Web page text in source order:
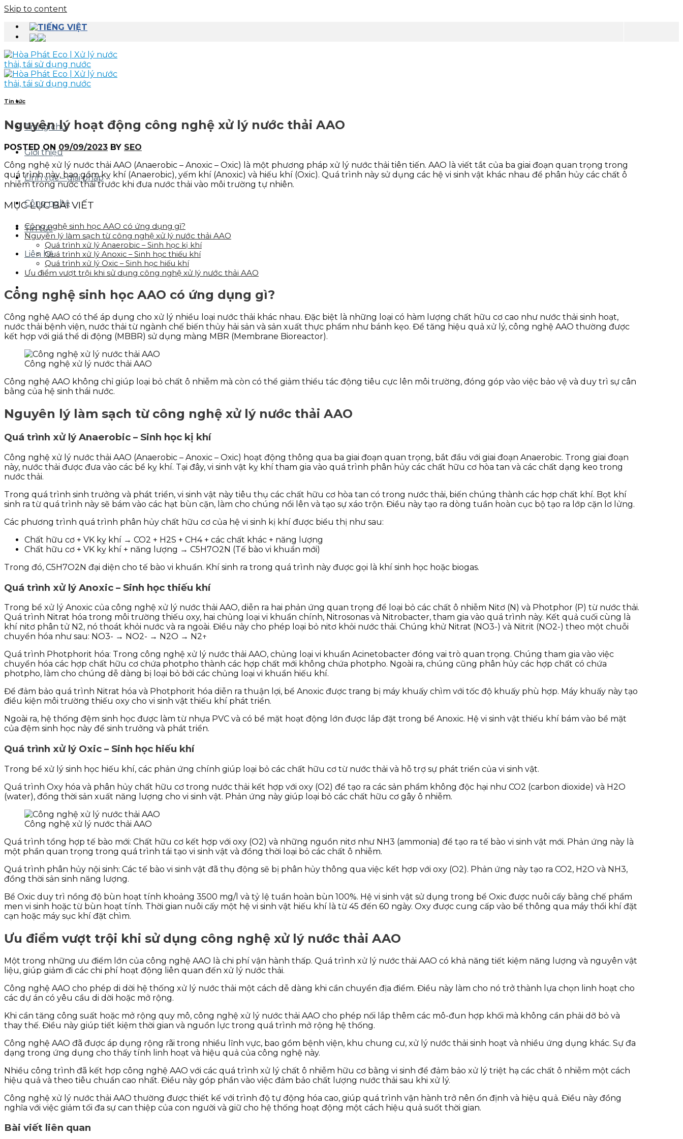
Skip to content
Trang chủ
Giới thiệu
Lĩnh vực – giải pháp
Công nghệ
Tin tức
Liên hệ
Tin tức
Nguyên lý hoạt động công nghệ xử lý nước thải AAO
POSTED ON 09/09/2023 BY SEO
Công nghệ xử lý nước thải AAO (Anaerobic – Anoxic – Oxic) là một phương pháp xử lý nước thải tiên tiến. AAO là viết tắt của ba giai đoạn quan trọng trong
quá trình này, bao gồm kỵ khí (Anaerobic), yếm khí (Anoxic) và hiếu khí (Oxic). Quá trình này sử dụng các hệ vi sinh vật khác nhau để phân hủy các chất ô
nhiễm trong nước thải trước khi đưa nước thải vào môi trường tự nhiên.
MỤC LỤC BÀI VIẾT
Công nghệ sinh học AAO có ứng dụng gì?
Nguyên lý làm sạch từ công nghệ xử lý nước thải AAO
Quá trình xử lý Anaerobic – Sinh học kị khí
Quá trình xử lý Anoxic – Sinh học thiếu khí
Quá trình xử lý Oxic – Sinh học hiếu khí
Ưu điểm vượt trội khi sử dụng công nghệ xử lý nước thải AAO
Công nghệ sinh học AAO có ứng dụng gì?
Công nghệ AAO có thể áp dụng cho xử lý nhiều loại nước thải khác nhau. Đặc biệt là những loại có hàm lượng chất hữu cơ cao như nước thải sinh hoạt,
nước thải bệnh viện, nước thải từ ngành chế biến thủy hải sản và sản xuất thực phẩm như bánh kẹo. Để tăng hiệu quả xử lý, công nghệ AAO thường được
kết hợp với giá thể di động (MBBR) sử dụng màng MBR (Membrane Bioreactor).
Công nghệ xử lý nước thải AAO
Công nghệ AAO không chỉ giúp loại bỏ chất ô nhiễm mà còn có thể giảm thiểu tác động tiêu cực lên môi trường, đóng góp vào việc bảo vệ và duy trì sự cân
bằng của hệ sinh thái nước.
Nguyên lý làm sạch từ công nghệ xử lý nước thải AAO
Quá trình xử lý Anaerobic – Sinh học kị khí
Công nghệ xử lý nước thải AAO (Anaerobic – Anoxic – Oxic) hoạt động thông qua ba giai đoạn quan trọng, bắt đầu với giai đoạn Anaerobic. Trong giai đoạn
này, nước thải được đưa vào các bể kỵ khí. Tại đây, vi sinh vật kỵ khí tham gia vào quá trình phân hủy các chất hữu cơ hòa tan và các chất dạng keo trong
nước thải.
Trong quá trình sinh trưởng và phát triển, vi sinh vật này tiêu thụ các chất hữu cơ hòa tan có trong nước thải, biến chúng thành các hợp chất khí. Bọt khí
sinh ra từ quá trình này sẽ bám vào các hạt bùn cặn, làm cho chúng nổi lên và tạo sự xáo trộn. Điều này tạo ra dòng tuần hoàn cục bộ tạo ra lớp cặn lơ lửng.
Các phương trình quá trình phân hủy chất hữu cơ của hệ vi sinh kị khí được biểu thị như sau:
Chất hữu cơ + VK kỵ khí → CO2 + H2S + CH4 + các chất khác + năng lượng
Chất hữu cơ + VK kỵ khí + năng lượng → C5H7O2N (Tế bào vi khuẩn mới)
Trong đó, C5H7O2N đại diện cho tế bào vi khuẩn. Khí sinh ra trong quá trình này được gọi là khí sinh học hoặc biogas.
Quá trình xử lý Anoxic – Sinh học thiếu khí
Trong bể xử lý Anoxic của công nghệ xử lý nước thải AAO, diễn ra hai phản ứng quan trọng để loại bỏ các chất ô nhiễm Nitơ (N) và Photphor (P) từ nước thải.
Quá trình Nitrat hóa trong môi trường thiếu oxy, hai chủng loại vi khuẩn chính, Nitrosonas và Nitrobacter, tham gia vào quá trình này. Kết quả cuối cùng là
khí nitơ phân tử N2, nó thoát khỏi nước và ra ngoài. Điều này cho phép loại bỏ nitơ khỏi nước thải. Chúng khử Nitrat (NO3-) và Nitrit (NO2-) theo một chuỗi
chuyển hóa như sau: NO3- → NO2- → N2O → N2↑
Quá trình Photphorit hóa: Trong công nghệ xử lý nước thải AAO, chủng loại vi khuẩn Acinetobacter đóng vai trò quan trọng. Chúng tham gia vào việc
chuyển hóa các hợp chất hữu cơ chứa photpho thành các hợp chất mới không chứa photpho. Ngoài ra, chúng cũng phân hủy các hợp chất có chứa
photpho, làm cho chúng dễ dàng bị loại bỏ bởi các chủng loại vi khuẩn hiếu khí.
Để đảm bảo quá trình Nitrat hóa và Photphorit hóa diễn ra thuận lợi, bể Anoxic được trang bị máy khuấy chìm với tốc độ khuấy phù hợp. Máy khuấy này tạo
điều kiện môi trường thiếu oxy cho vi sinh vật thiếu khí phát triển.
Ngoài ra, hệ thống đệm sinh học được làm từ nhựa PVC và có bề mặt hoạt động lớn được lắp đặt trong bể Anoxic. Hệ vi sinh vật thiếu khí bám vào bề mặt
của đệm sinh học này để sinh trưởng và phát triển.
Quá trình xử lý Oxic – Sinh học hiếu khí
Trong bể xử lý sinh học hiếu khí, các phản ứng chính giúp loại bỏ các chất hữu cơ từ nước thải và hỗ trợ sự phát triển của vi sinh vật.
Quá trình Oxy hóa và phân hủy chất hữu cơ trong nước thải kết hợp với oxy (O2) để tạo ra các sản phẩm không độc hại như CO2 (carbon dioxide) và H2O
(water), đồng thời sản xuất năng lượng cho vi sinh vật. Phản ứng này giúp loại bỏ các chất hữu cơ gây ô nhiễm.
Công nghệ xử lý nước thải AAO
Quá trình tổng hợp tế bào mới: Chất hữu cơ kết hợp với oxy (O2) và những nguồn nitơ như NH3 (ammonia) để tạo ra tế bào vi sinh vật mới. Phản ứng này là
một phần quan trọng trong quá trình tái tạo vi sinh vật và đồng thời loại bỏ các chất ô nhiễm.
Quá trình phân hủy nội sinh: Các tế bào vi sinh vật đã thụ động sẽ bị phân hủy thông qua việc kết hợp với oxy (O2). Phản ứng này tạo ra CO2, H2O và NH3,
đồng thời sản sinh năng lượng.
Bể Oxic duy trì nồng độ bùn hoạt tính khoảng 3500 mg/l và tỷ lệ tuần hoàn bùn 100%. Hệ vi sinh vật sử dụng trong bể Oxic được nuôi cấy bằng chế phẩm
men vi sinh hoặc từ bùn hoạt tính. Thời gian nuôi cấy một hệ vi sinh vật hiếu khí là từ 45 đến 60 ngày. Oxy được cung cấp vào bể thông qua máy thổi khí đặt
cạn hoặc máy sục khí đặt chìm.
Ưu điểm vượt trội khi sử dụng công nghệ xử lý nước thải AAO
Một trong những ưu điểm lớn của công nghệ AAO là chi phí vận hành thấp. Quá trình xử lý nước thải AAO có khả năng tiết kiệm năng lượng và nguyên vật
liệu, giúp giảm đi các chi phí hoạt động liên quan đến xử lý nước thải.
Công nghệ AAO cho phép di dời hệ thống xử lý nước thải một cách dễ dàng khi cần chuyển địa điểm. Điều này làm cho nó trở thành lựa chọn linh hoạt cho
các dự án có yêu cầu di dời hoặc mở rộng.
Khi cần tăng công suất hoặc mở rộng quy mô, công nghệ xử lý nước thải AAO cho phép nối lắp thêm các mô-đun hợp khối mà không cần phải dỡ bỏ và
thay thế. Điều này giúp tiết kiệm thời gian và nguồn lực trong quá trình mở rộng hệ thống.
Công nghệ AAO đã được áp dụng rộng rãi trong nhiều lĩnh vực, bao gồm bệnh viện, khu chung cư, xử lý nước thải sinh hoạt và nhiều ứng dụng khác. Sự đa
dạng trong ứng dụng cho thấy tính linh hoạt và hiệu quả của công nghệ này.
Nhiều công trình đã kết hợp công nghệ AAO với các quá trình xử lý chất ô nhiễm hữu cơ bằng vi sinh để đảm bảo xử lý triệt hạ các chất ô nhiễm một cách
hiệu quả và theo tiêu chuẩn cao nhất. Điều này góp phần vào việc đảm bảo chất lượng nước thải sau khi xử lý.
Công nghệ xử lý nước thải AAO thường được thiết kế với trình độ tự động hóa cao, giúp quá trình vận hành trở nên ổn định và hiệu quả. Điều này đồng
nghĩa với việc giảm tối đa sự can thiệp của con người và giữ cho hệ thống hoạt động một cách hiệu quả suốt thời gian.
Bài viết liên quan